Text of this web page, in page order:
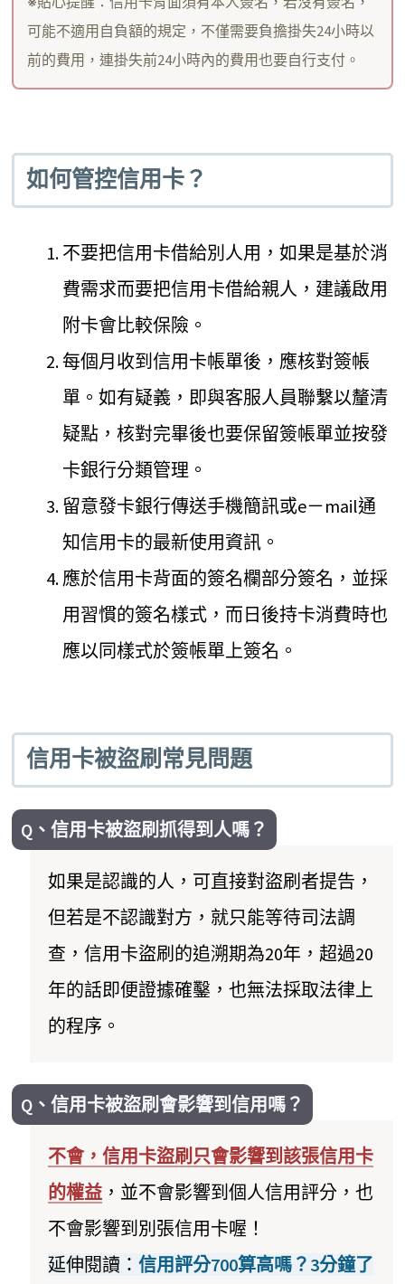
可能不適用自負額的規定，不僅需要負擔掛失24小時以
前的費用，連掛失前24小時內的費用也要自行支付。
如何管控信用卡？
不要把信用卡借給別人用，如果是基於消
費需求而要把信用卡借給親人，建議啟用
附卡會比較保險。
每個月收到信用卡帳單後，應核對簽帳
單。如有疑義，即與客服人員聯繫以釐清
疑點，核對完畢後也要保留簽帳單並按發
卡銀行分類管理。
留意發卡銀行傳送手機簡訊或e－mail通
知信用卡的最新使用資訊。
應於信用卡背面的簽名欄部分簽名，並採
用習慣的簽名樣式，而日後持卡消費時也
應以同樣式於簽帳單上簽名。
信用卡被盜刷常見問題
Q、信用卡被盜刷抓得到人嗎？
如果是認識的人，可直接對盜刷者提告，
但若是不認識對方，就只能等待司法調
查，信用卡盜刷的追溯期為20年，超過20
年的話即便證據確鑿，也無法採取法律上
的程序。
Q、信用卡被盜刷會影響到信用嗎？
不會，信用卡盜刷只會影響到該張信用卡
的權益 ，並不會影響到個人信用評分，也
不會影響到別張信用卡喔！
延伸閱讀：信用評分700算高嗎？3分鐘了